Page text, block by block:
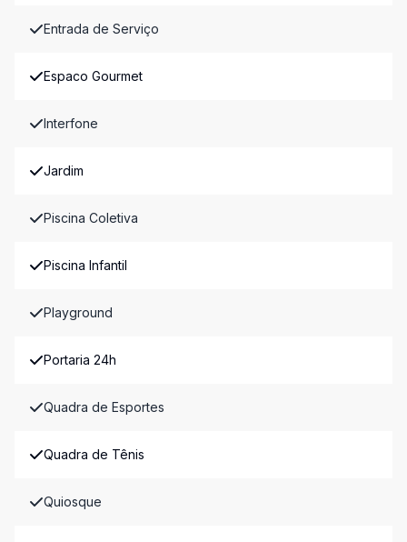
Entrada de Serviço
Espaco Gourmet
Interfone
Jardim
Piscina Coletiva
Piscina Infantil
Playground
Portaria 24h
Quadra de Esportes
Quadra de Tênis
Quiosque